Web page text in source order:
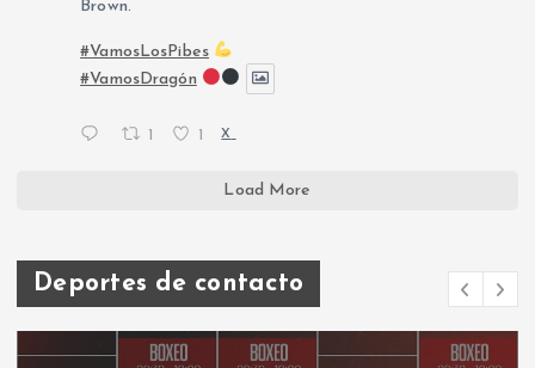
Brown.
#VamosLosPibes
#VamosDragón
X
Load More
Deportes de contacto